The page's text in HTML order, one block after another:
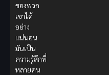
ของพวก
เขาได้
อย่าง
แน่นอน
มันเป็น
ความรู้สึกที่
หลายคน